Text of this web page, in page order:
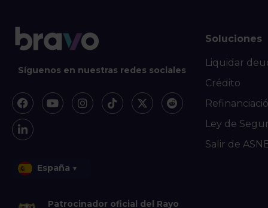
Síguenos en nuestras redes sociales
España ▾
Patrocinador oficial del Rayo
Soluciones
Liquidar
Crédito
Ley de
Salir de